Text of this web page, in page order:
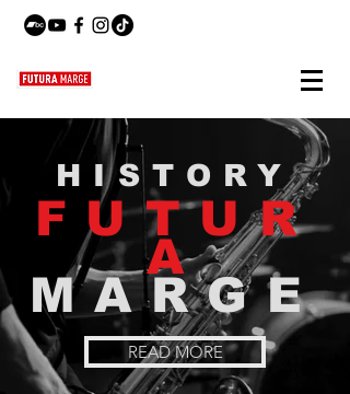
HISTORY
FUTUR
A
MARGE
READ MORE